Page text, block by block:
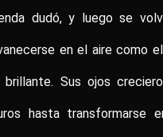
dudó, y luego se
en el aire como
brillante. Sus ojos
hasta transformarse